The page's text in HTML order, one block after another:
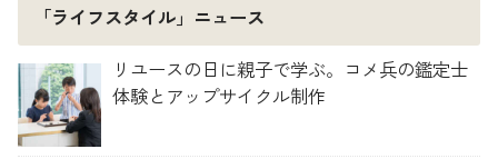
「ライフスタイル」ニュース
リユースの日に親子で学ぶ。コメ兵の鑑定士
体験とアップサイクル制作